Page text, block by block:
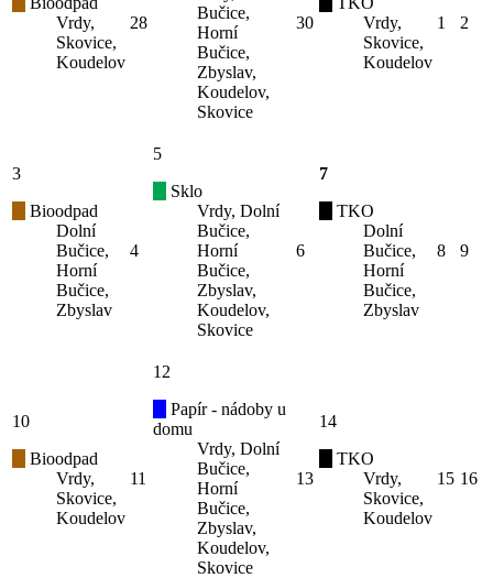
Vrdy,
Skovice,
Koudelov
28
Bučice,
Horní
Bučice,
Zbyslav,
Koudelov,
Skovice
30
Vrdy,
Skovice,
Koudelov
1 2
3
Bioodpad
Dolní
Bučice,
Horní
Bučice,
Zbyslav
4
5
Sklo
Vrdy, Dolní
Bučice,
Horní
Bučice,
Zbyslav,
Koudelov,
Skovice
6
7
TKO
Dolní
Bučice,
Horní
Bučice,
Zbyslav
8 9
10
Bioodpad
Vrdy,
Skovice,
Koudelov
11
12
Papír - nádoby u
domu
Vrdy, Dolní
Bučice,
Horní
Bučice,
Zbyslav,
Koudelov,
Skovice
13
14
TKO
Vrdy,
Skovice,
Koudelov
15 16